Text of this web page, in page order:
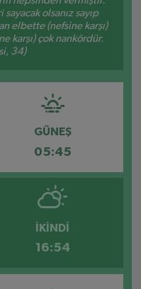
olsanız sayıp
elbette (nefsine karşı)
karşı) çok nankördür.
34)
GÜNEŞ
05:45
İKINDI
16:54